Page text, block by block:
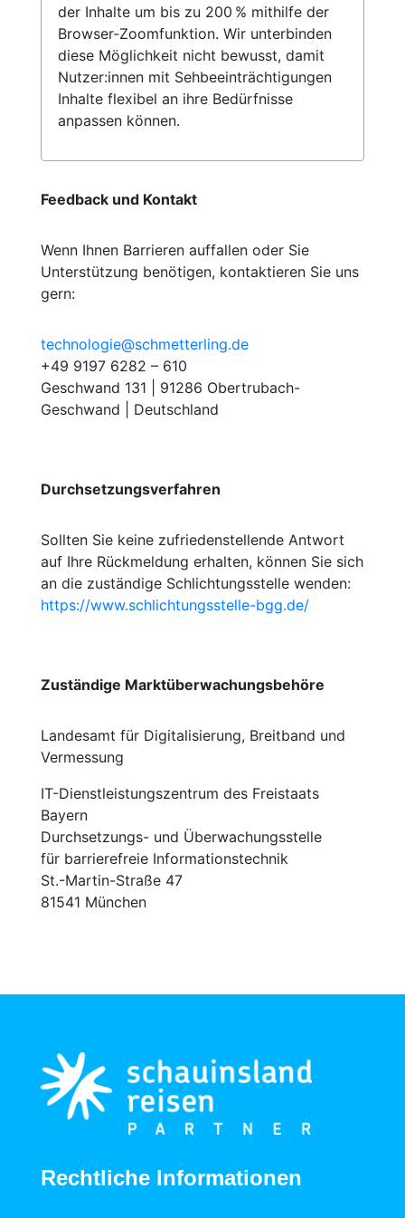
der Inhalte um bis zu 200 % mithilfe der
Browser-Zoomfunktion. Wir unterbinden
diese Möglichkeit nicht bewusst, damit
Nutzer:innen mit Sehbeeinträchtigungen
Inhalte flexibel an ihre Bedürfnisse
anpassen können.
Feedback und Kontakt
Wenn Ihnen Barrieren auffallen oder Sie
Unterstützung benötigen, kontaktieren Sie uns
gern:
technologie@schmetterling.de
+49 9197 6282 – 610
Geschwand 131 | 91286 Obertrubach-
Geschwand | Deutschland
Durchsetzungsverfahren
Sollten Sie keine zufriedenstellende Antwort
auf Ihre Rückmeldung erhalten, können Sie sich
an die zuständige Schlichtungsstelle wenden:
https://www.schlichtungsstelle-bgg.de/
Zuständige Marktüberwachungsbehöre
Landesamt für Digitalisierung, Breitband und
Vermessung
IT-Dienstleistungszentrum des Freistaats
Bayern
Durchsetzungs- und Überwachungsstelle
für barrierefreie Informationstechnik
St.-Martin-Straße 47
81541 München
Rechtliche Informationen